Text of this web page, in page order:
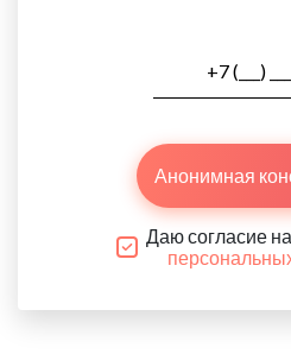
Анонимная
Даю согласие